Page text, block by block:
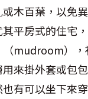
木百葉，以免
平房式的住宅
（mudroom），
來掛外套或包
有可以坐下來